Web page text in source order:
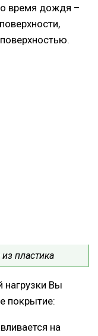
время дождя –
пластика
нагрузки Вы
покрытие:
на